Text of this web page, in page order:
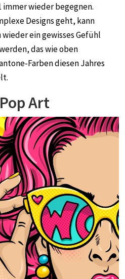
immer wieder begegnen.
Designs geht, kann
wieder ein gewisses Gefühl
das wie oben
Farben diesen Jahres
Art